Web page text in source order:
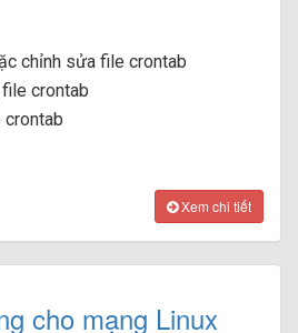
chỉnh sửa file crontab
crontab
crontab
Xem chi tiết
cho mạng Linux